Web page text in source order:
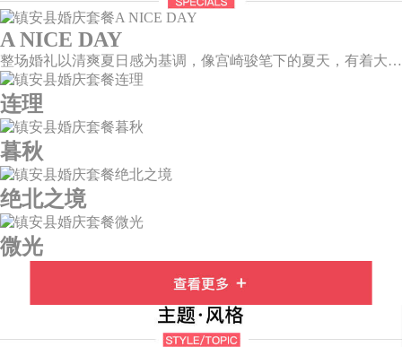
A NICE DAY
整场婚礼以清爽夏日感为基调，像宫崎骏笔下的夏天，有着大朵大朵像棉花糖似的白云，有蔚蓝蔚蓝的天空和青绿青绿的草地，有着童话世界里干净纯洁的美好，有着日系画风下的治愈感。
连理
暮秋
绝北之境
微光